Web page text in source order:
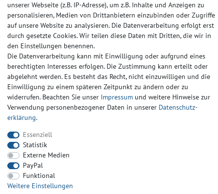
unserer Webseite (z.B. IP-Adresse), um z.B. Inhalte und Anzeigen zu
personalisieren, Medien von Drittanbietern einzubinden oder Zugriffe
auf unsere Website zu analysieren. Die Datenverarbeitung erfolgt erst
durch gesetzte Cookies. Wir teilen diese Daten mit Dritten, die wir in
den Einstellungen benennen.
Die Datenverarbeitung kann mit Einwilligung oder aufgrund eines
berechtigten Interesses erfolgen. Die Zustimmung kann erteilt oder
abgelehnt werden. Es besteht das Recht, nicht einzuwilligen und die
Einwilligung zu einem späteren Zeitpunkt zu ändern oder zu
widerrufen. Beachten Sie unser Impressum und weitere Hinweise zur
Verwendung personenbezogener Daten in unserer Daten­schutz­
erklärung.
Essenziell
Statistik
Externe Medien
PayPal
Funktional
Weitere Einstellungen
© Copyright 2024-2025 | Alle Rechte vorbehalten.
Widerrufs­recht Widerrufs­formular Impressum
Daten­schutz­erklärung AGB Kontakt